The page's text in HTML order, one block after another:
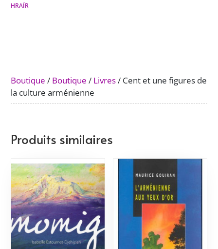
HRAÏR
Boutique / Boutique / Livres/ Cent et une figures de
la culture arménienne
Produits similaires